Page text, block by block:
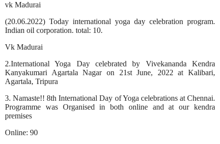
vk Madurai
(20.06.2022) Today international yoga day celebration program.
Indian oil corporation. total: 10.
Vk Madurai
2.International Yoga Day celebrated by Vivekananda Kendra
Kanyakumari Agartala Nagar on 21st June, 2022 at Kalibari,
Agartala, Tripura
3. Namaste!! 8th International Day of Yoga celebrations at Chennai.
Programme was Organised in both online and at our kendra
premises
Online: 90